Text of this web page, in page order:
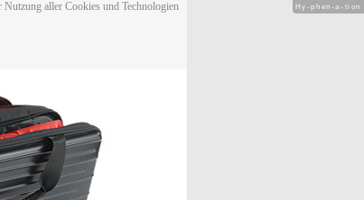
aller Cookies und Technologien
Hy-phen-a-tion